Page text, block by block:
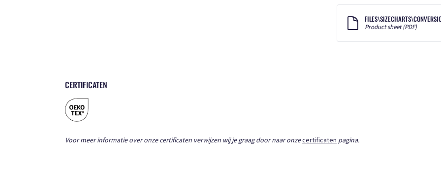
Product sheet (PDF)
CERTIFICATEN
Voor meer informatie over onze certificaten verwijzen wij je graag door naar onzecertificatenpagina.